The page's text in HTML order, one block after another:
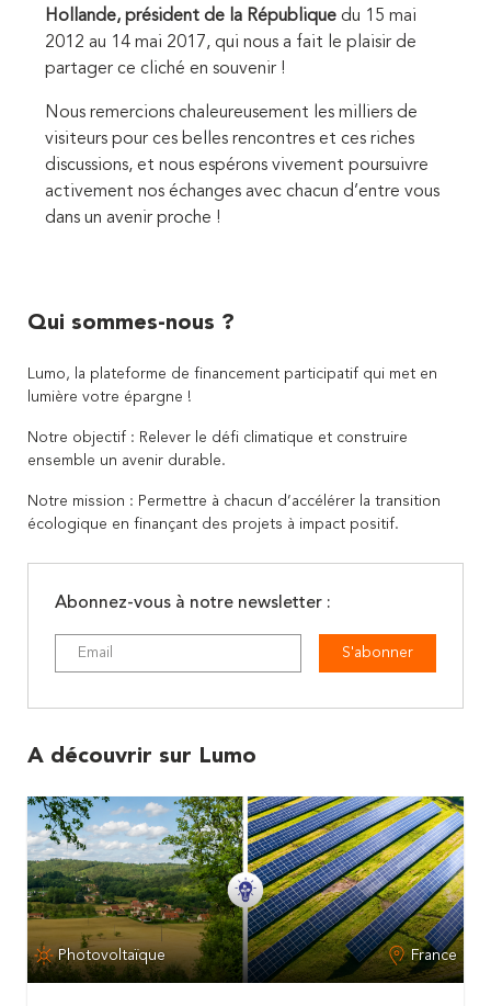
Hollande, président de la République du 15 mai
2012 au 14 mai 2017, qui nous a fait le plaisir de
partager ce cliché en souvenir !
Nous remercions chaleureusement les milliers de
visiteurs pour ces belles rencontres et ces riches
discussions, et nous espérons vivement poursuivre
activement nos échanges avec chacun d’entre vous
dans un avenir proche !
Qui sommes-nous ?
Lumo, la plateforme de financement participatif qui met en
lumière votre épargne !
Notre objectif : Relever le défi climatique et construire
ensemble un avenir durable.
Notre mission : Permettre à chacun d’accélérer la transition
écologique en finançant des projets à impact positif.
Abonnez-vous à notre newsletter :
S'abonner
A découvrir sur Lumo
Photovoltaïque France